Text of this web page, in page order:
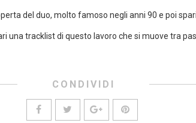
del duo, molto famoso negli anni 90 e poi
una tracklist di questo lavoro che si muove tra
CONDIVIDI